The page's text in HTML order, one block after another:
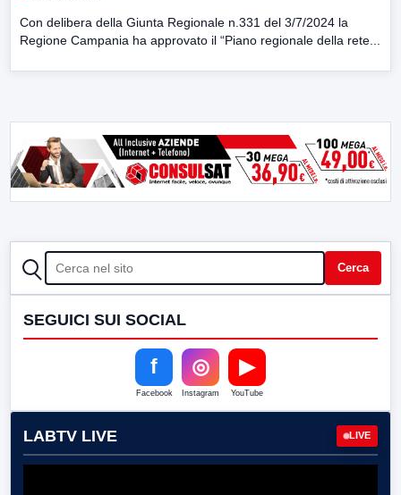
Con delibera della Giunta Regionale n.331 del 3/7/2024 la
Regione Campania ha approvato il “Piano regionale della rete...
CERCA Cerca
SEGUICI SUI SOCIAL
f
Facebook
◎
Instagram
▶
YouTube
LABTV LIVE LIVE